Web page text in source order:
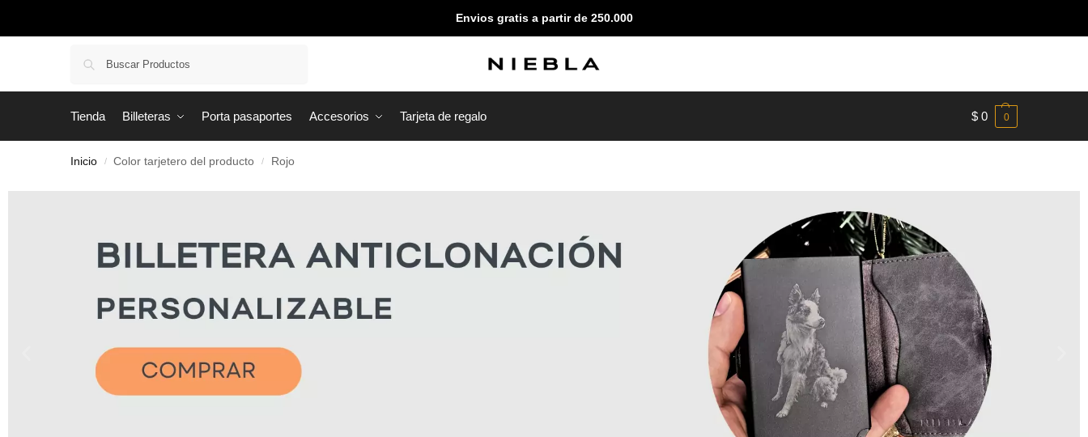
Envios gratis a partir de 250.000
Tienda Billeteras Porta pasaportes Accesorios Tarjeta de regalo $ 0 0
Inicio / Color tarjetero del producto / Rojo